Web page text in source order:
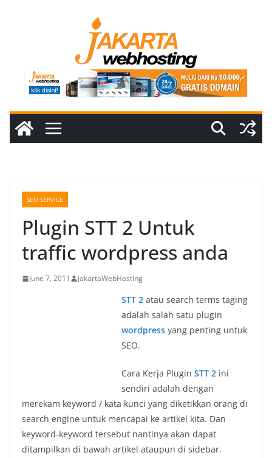
SEO SERVICE
Plugin STT 2 Untuk
traffic wordpress anda
June 7, 2011 JakartaWebHosting
STT 2 atau search terms taging
adalah salah satu plugin
wordpress yang penting untuk
SEO.
Cara Kerja Plugin STT 2 ini
sendiri adalah dengan
merekam keyword / kata kunci yang diketikkan orang di
search engine untuk mencapai ke artikel kita. Dan
keyword-keyword tersebut nantinya akan dapat
ditampilkan di bawah artikel ataupun di sidebar.